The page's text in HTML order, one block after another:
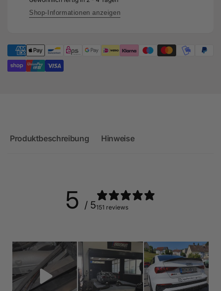
Wastegate
8280C-
T4124E
externem
1-
8280C-
T4124E
Shop-Informationen anzeigen
Produktbeschreibung Hinweise
5 / 5151 reviews